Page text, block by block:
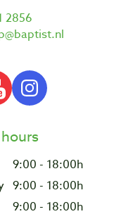
2856
9:00 - 18:00h
9:00 - 18:00h
9:00 - 18:00h